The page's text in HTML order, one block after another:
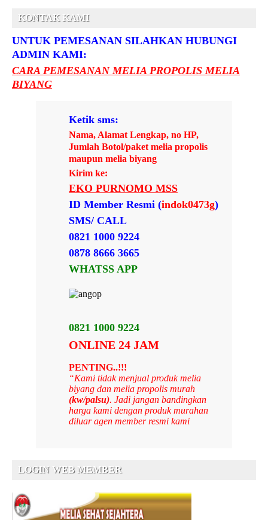
KONTAK KAMI
UNTUK PEMESANAN SILAHKAN HUBUNGI
ADMIN KAMI:
CARA PEMESANAN MELIA PROPOLIS MELIA
BIYANG
Ketik sms:
Nama, Alamat Lengkap, no HP,
Jumlah Botol/paket melia propolis
maupun melia biyang
Kirim ke:
EKO PURNOMO MSS
ID Member Resmi (indok0473g)
SMS/ CALL
0821 1000 9224
0878 8666 3665
WHATSS APP
0821 1000 9224
ONLINE 24 JAM
PENTING..!!!
“Kami tidak menjual produk melia
biyang dan melia propolis murah
(kw/palsu). Jadi jangan bandingkan
harga kami dengan produk murahan
diluar agen member resmi kami
LOGIN WEB MEMBER